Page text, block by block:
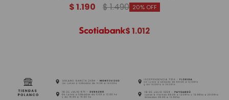
$1.190 $1.490 20
$1.012